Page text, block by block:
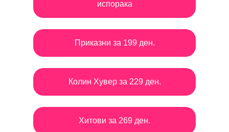
испорака
Приказни за 199 ден.
Колин Хувер за 229 ден.
Хитови за 269 ден.